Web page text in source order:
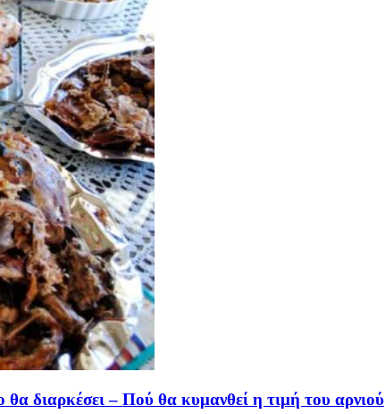
διαρκέσει – Πού θα κυμανθεί η τιμή του αρνιού